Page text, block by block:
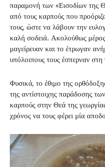
παραμονή των «Εισοδίων της
από τους καρπούς που
τους, ώστε να λάβουν την
καλή σοδειά. Ακολούθως
μαγείρευαν και το έτρωγαν
υπόλοιπους τους έσπερναν στη
Φυσικά, το έθιμο της
της αντίστοιχης παράδοσης
καρπούς στην Θεά της
χρόνος να τους φέρει μία